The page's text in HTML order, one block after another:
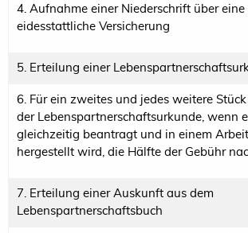
4. Aufnahme einer Niederschrift über eine
eidesstattliche Versicherung
5. Erteilung einer
6. Für ein zweites und jedes weitere Stück
der Lebenspartnerschaftsurkunde, wenn
gleichzeitig beantragt und in einem
hergestellt wird, die Hälfte der Gebühr
7. Erteilung einer Auskunft aus dem
Lebenspartnerschaftsbuch